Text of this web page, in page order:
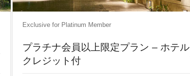
Exclusive for Platinum Member
プラチナ会員以上限定プラン – ホテル
クレジット付